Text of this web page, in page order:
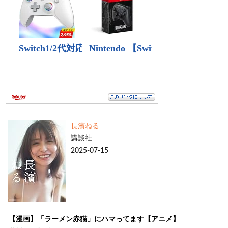
長濱ねる
講談社
2025-07-15
【漫画】「ラーメン赤猫」にハマってます【アニメ】